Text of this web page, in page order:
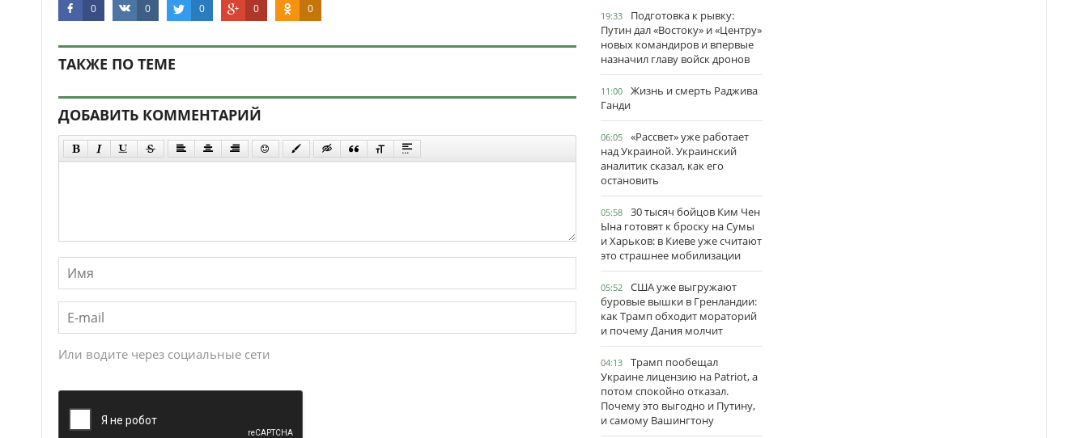
0 0 0 0 0
ТАКЖЕ ПО ТЕМЕ
ДОБАВИТЬ КОММЕНТАРИЙ
Или водите через социальные сети
19:33
Подготовка к рывку:
Путин дал «Востоку» и «Центру»
новых командиров и впервые
назначил главу войск дронов
11:00
Жизнь и смерть Раджива
Ганди
06:05
«Рассвет» уже работает
над Украиной. Украинский
аналитик сказал, как его
остановить
05:58
30 тысяч бойцов Ким Чен
Ына готовят к броску на Сумы
и Харьков: в Киеве уже считают
это страшнее мобилизации
05:52
США уже выгружают
буровые вышки в Гренландии:
как Трамп обходит мораторий
и почему Дания молчит
04:13
Трамп пообещал
Украине лицензию на Patriot, а
потом спокойно отказал.
Почему это выгодно и Путину,
и самому Вашингтону